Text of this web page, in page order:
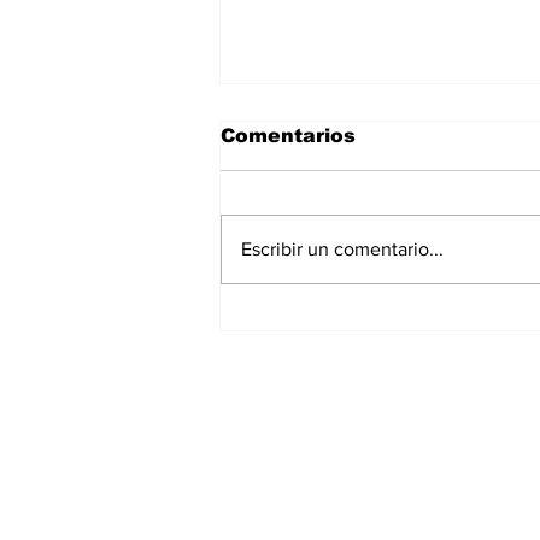
Comentarios
Escribir un comentario...